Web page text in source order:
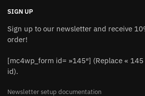
SIGN UP
Sign up to our newsletter and receive
order!
[mc4wp_form id= »145″] (Replace «
id).
Newsletter setup documentation